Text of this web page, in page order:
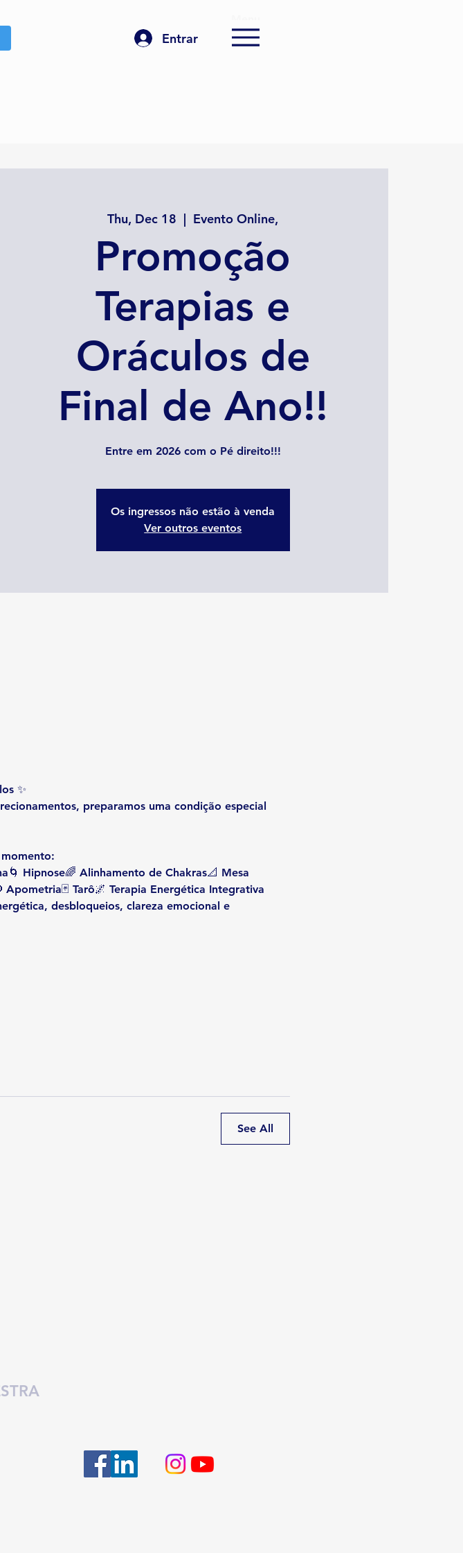
Entrar
Thu, Dec 18
  |
Evento Online,
Promoção
Terapias e
Oráculos de
Final de Ano!!
Entre em 2026 com o Pé direito!!!
Os ingressos não estão à venda
Ver outros eventos
✨
preparamos uma condição especial
Hipnose🌈 Alinhamento de Chakras📐 Mesa
Tarô🌌 Terapia Energética Integrativa
desbloqueios, clareza emocional e
See All